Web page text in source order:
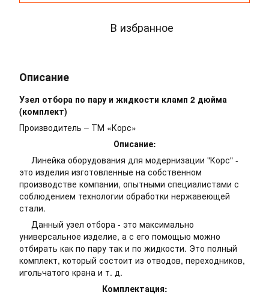
В избранное
Описание
Узел отбора по пару и жидкости кламп 2 дюйма
(комплект)
Производитель – ТМ «Корс»
Описание:
Линейка оборудования для модернизации "Корс" -
это изделия изготовленные на собственном
производстве компании, опытными специалистами с
соблюдением технологии обработки нержавеющей
стали.
Данный узел отбора - это максимально
универсальное изделие, а с его помощью можно
отбирать как по пару так и по жидкости. Это полный
комплект, который состоит из отводов, переходников,
игольчатого крана и т. д.
Комплектация: